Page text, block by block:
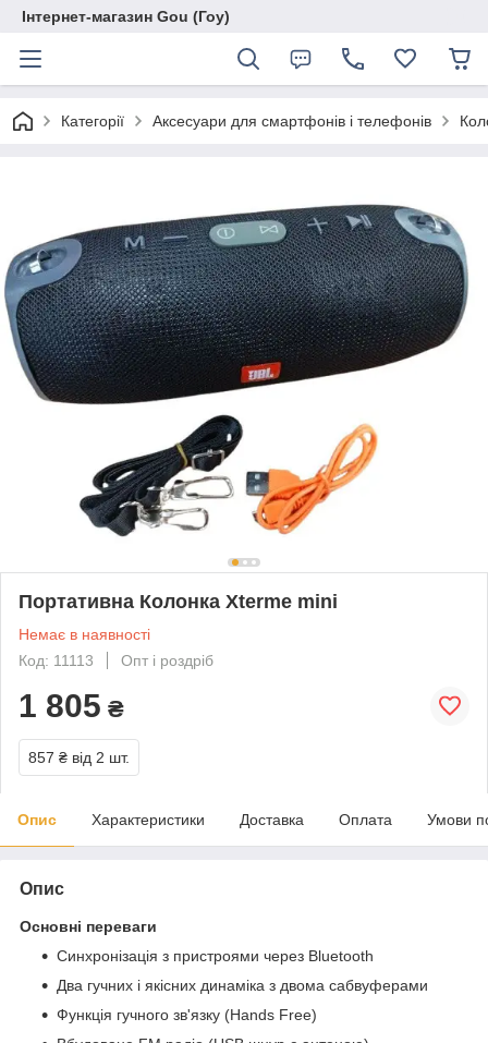
Інтернет-магазин Gou (Гоу)
Категорії Аксесуари для смартфонів і телефонів
Портативна Колонка Xterme mini
Немає в наявності
Код: 11113
Опт і роздріб
1 805 ₴
857 ₴ від 2 шт.
Опис Характеристики Доставка Оплата Умови
Опис
Основні переваги
Синхронізація з пристроями через Bluetooth
Два гучних і якісних динаміка з двома сабвуферами
Функція гучного зв'язку (Hands Free)